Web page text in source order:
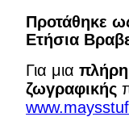
Προτάθηκε
Ετήσια
Για μιαπλήρη
ζωγραφικής